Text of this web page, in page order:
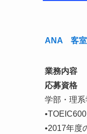
ANA 客室
業務内容
応募資格
学部・理系
•2017年度